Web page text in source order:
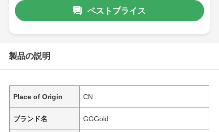
ベストプライス
製品の説明
Place of Origin CN
ブランド名 GGGold